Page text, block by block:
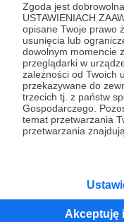
Zgoda jest
USTAWIENIACH
opisane Twoje prawo
usunięcia lub
dowolnym momencie
przeglądarki w
zależności od Twoich
przekazywane do
trzecich tj. z państw
Gospodarczego.
temat przetwarzania
przetwarzania
Akceptuję
Promowani
744
go po
nowego